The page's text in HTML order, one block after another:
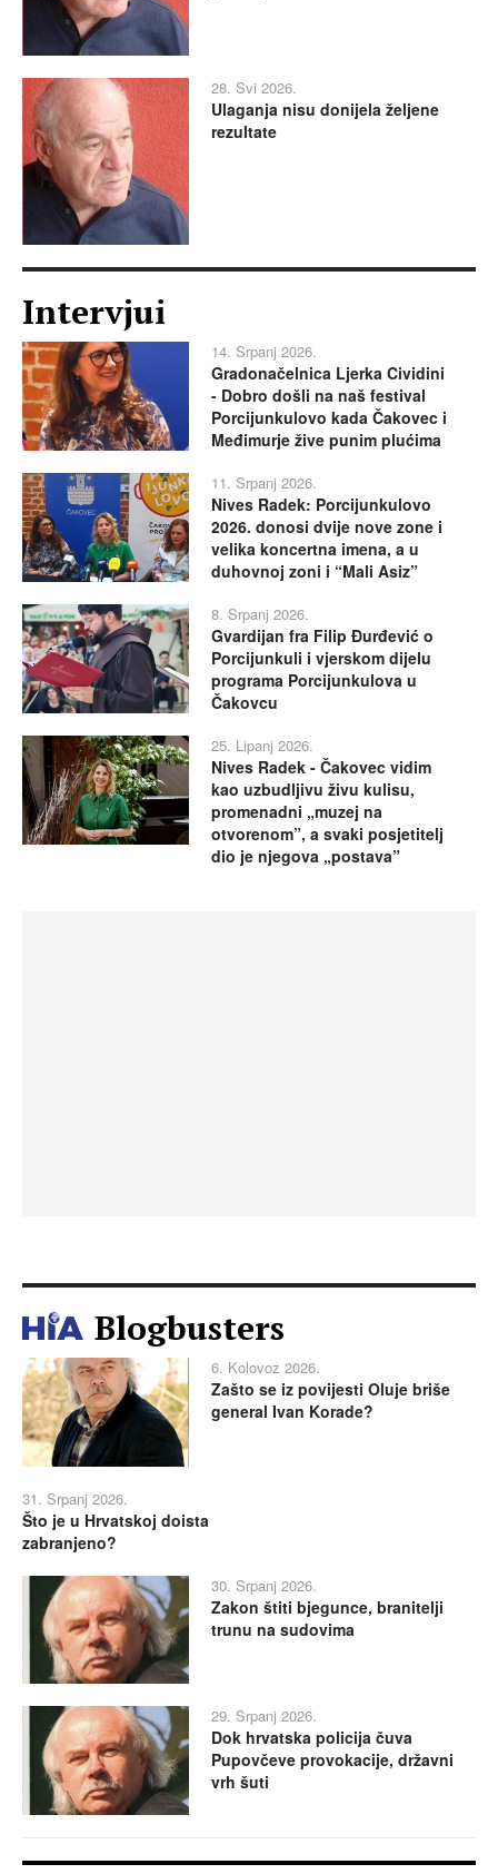
28. Svi 2026.
Ulaganja nisu donijela željene
rezultate
Intervjui
14. Srpanj 2026.
Gradonačelnica Ljerka Cividini
- Dobro došli na naš festival
Porcijunkulovo kada Čakovec i
Međimurje žive punim plućima
11. Srpanj 2026.
Nives Radek: Porcijunkulovo
2026. donosi dvije nove zone i
velika koncertna imena, a u
duhovnoj zoni i “Mali Asiz”
8. Srpanj 2026.
Gvardijan fra Filip Đurđević o
Porcijunkuli i vjerskom dijelu
programa Porcijunkulova u
Čakovcu
25. Lipanj 2026.
Nives Radek - Čakovec vidim
kao uzbudljivu živu kulisu,
promenadni „muzej na
otvorenom”, a svaki posjetitelj
dio je njegova „postava”
Blogbusters
6. Kolovoz 2026.
Zašto se iz povijesti Oluje briše
general Ivan Korade?
31. Srpanj 2026.
Što je u Hrvatskoj doista
zabranjeno?
30. Srpanj 2026.
Zakon štiti bjegunce, branitelji
trunu na sudovima
29. Srpanj 2026.
Dok hrvatska policija čuva
Pupovčeve provokacije, državni
vrh šuti